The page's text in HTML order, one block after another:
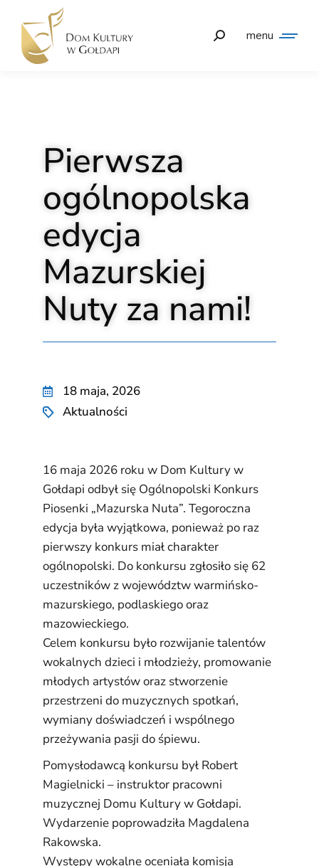
menu
Pierwsza
ogólnopolska
edycja
Mazurskiej
Nuty za nami!
18 maja, 2026
Aktualności
16 maja 2026 roku w Dom Kultury w
Gołdapi odbył się Ogólnopolski Konkurs
Piosenki „Mazurska Nuta”. Tegoroczna
edycja była wyjątkowa, ponieważ po raz
pierwszy konkurs miał charakter
ogólnopolski. Do konkursu zgłosiło się 62
uczestników z województw warmińsko-
mazurskiego, podlaskiego oraz
mazowieckiego.
Celem konkursu było rozwijanie talentów
wokalnych dzieci i młodzieży, promowanie
młodych artystów oraz stworzenie
przestrzeni do muzycznych spotkań,
wymiany doświadczeń i wspólnego
przeżywania pasji do śpiewu.
Pomysłodawcą konkursu był Robert
Magielnicki – instruktor pracowni
muzycznej Domu Kultury w Gołdapi.
Wydarzenie poprowadziła Magdalena
Rakowska.
Występy wokalne oceniała komisja